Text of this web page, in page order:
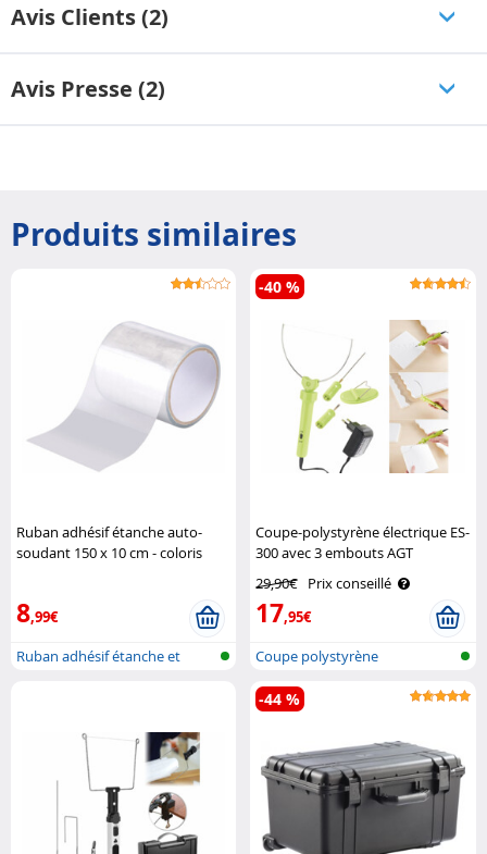
Avis Clients (2)
Avis Presse (2)
Produits similaires
Ruban adhésif étanche auto-
soudant 150 x 10 cm - coloris
8,99€
Ruban adhésif étanche et
Coupe-polystyrène électrique ES-
300 avec 3 embouts AGT
29,90€ Prix conseillé
17,95€
-40 %
Coupe polystyrène
-44 %